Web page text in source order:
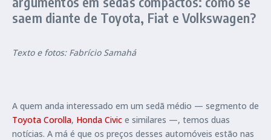
saem diante de Toyota, Fiat e Volkswagen?
Texto e fotos: Fabrício Samahá
A quem anda interessado em um sedã médio — segmento de
Toyota Corolla, Honda Civic e similares —, temos duas
notícias. A má é que os preços desses automóveis estão nas